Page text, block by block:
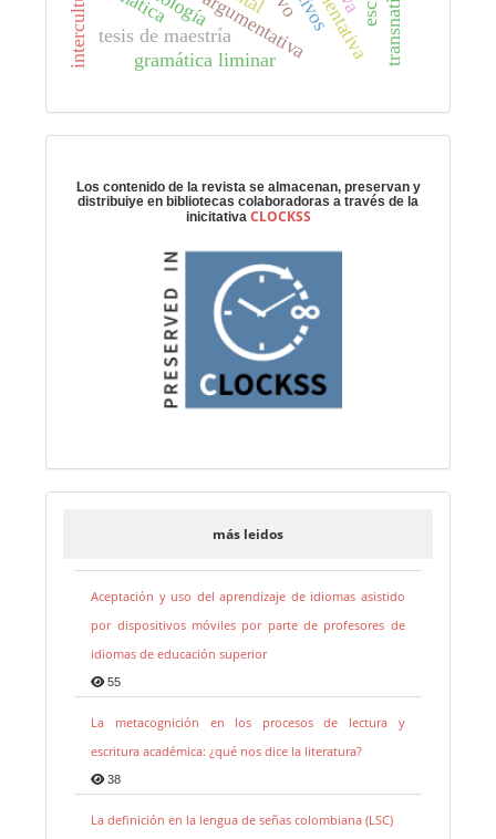
tesis de maestría
gramática liminar
Los contenido de la revista se almacenan, preservan y
distribuiye en bibliotecas colaboradoras a través de la
inicitativa CLOCKSS
más leidos
Aceptación y uso del aprendizaje de idiomas asistido
por dispositivos móviles por parte de profesores de
idiomas de educación superior
55
La metacognición en los procesos de lectura y
escritura académica: ¿qué nos dice la literatura?
38
La definición en la lengua de señas colombiana (LSC)